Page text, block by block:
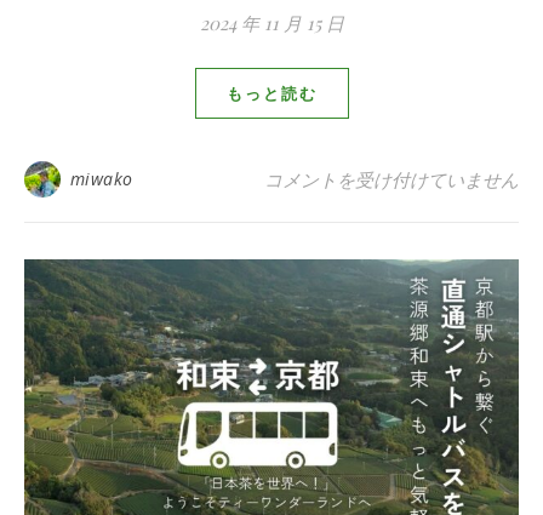
2024 年 11 月 15 日
もっと読む
miwako 【新商品】おぶぶクリスマステ
コメントを受け付けていません